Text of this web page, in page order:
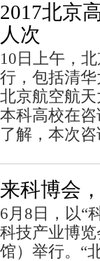
2017北京
人次
10日上午，
行，包括清
北京航空航
本科高校在
了解，本次
来科博会
6月8日，以“
科技产业博
馆）举行。“